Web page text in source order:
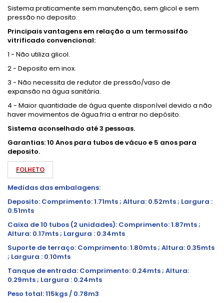
Sistema praticamente sem manutenção, sem glicol e sem
pressão no deposito.
Principais vantagens em relação a um termossifão
vitrificado convencional:
1 - Não utiliza glicol.
2 - Deposito em inox.
3 - Não necessita de redutor de pressão/vaso de
expansão na água sanitária.
4 - Maior quantidade de água quente disponível devido a não
haver movimentos de água fria a entrar no depósito.
Sistema aconselhado até 3 pessoas.
Garantias: 10 Anos para tubos de vácuo e 5 anos para
deposito.
FOLHETO
Medidas das embalagens:
Deposito: Comprimento: 1.71mts ; Altura: 0.52mts ; Largura :
0.51mts
Caixa de 10 tubos (2 unidades): Comprimento: 1.87mts ;
Altura: 0.17mts ; Largura : 0.34mts
Suporte de terraço: Comprimento: 1.80mts ; Altura: 0.35mts
; Largura : 0.10mts
Tanque de entrada: Comprimento: 0.24mts ; Altura:
0.29mts ; Largura : 0.24mts
Peso total: 115kgs / 0.78m3